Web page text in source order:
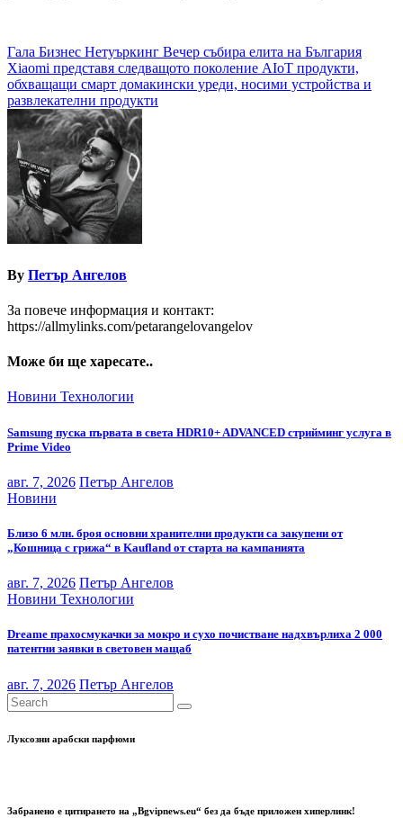
Навигация
Гала Бизнес Нетуъркинг Вечер събира елита на България
Xiaomi представя следващото поколение AIoT продукти,
обхващащи смарт домакински уреди, носими устройства и
развлекателни продукти
By Петър Ангелов
За повече информация и контакт:
https://allmylinks.com/petarangelovangelov
Може би ще харесате..
Новини Технологии
Samsung пуска първата в света HDR10+ ADVANCED стрийминг услуга в
Prime Video
авг. 7, 2026 Петър Ангелов
Новини
Близо 6 млн. броя основни хранителни продукти са закупени от
„Кошница с грижа“ в Kaufland от старта на кампанията
авг. 7, 2026 Петър Ангелов
Новини Технологии
Dreame прахосмукачки за мокро и сухо почистване надхвърлиха 2 000
патентни заявки в световен мащаб
авг. 7, 2026 Петър Ангелов
Луксозни арабски парфюми
Забранено е цитирането на „Bgvipnews.eu“ без да бъде приложен хиперлинк!